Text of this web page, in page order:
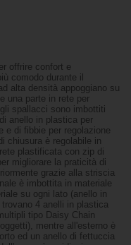
offrire confort e
comodo durante il
alta densità appoggiano su
una parte in rete per
spallacci sono imbottiti
anello in plastica per
e di fibbie per regolazione
chiusura è regolabile in
plastificata con zip di
migliorare la praticità di
grazie alla striscia
è imbottita in materiale
su ogni lato (anello in
4 anelli in plastica
tipo Daisy Chain
mentre all'esterno è
ed un anello di fettuccia